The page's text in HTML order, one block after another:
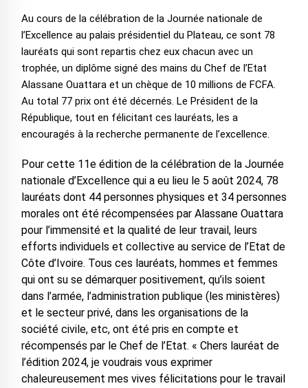
Au cours de la célébration de la Journée nationale de
l’Excellence au palais présidentiel du Plateau, ce sont 78
lauréats qui sont repartis chez eux chacun avec un
trophée, un diplôme signé des mains du Chef de l’Etat
Alassane Ouattara et un chèque de 10 millions de FCFA.
Au total 77 prix ont été décernés. Le Président de la
République, tout en félicitant ces lauréats, les a
encouragés à la recherche permanente de l’excellence.
Pour cette 11e édition de la célébration de la Journée
nationale d’Excellence qui a eu lieu le 5 août 2024, 78
lauréats dont 44 personnes physiques et 34 personnes
morales ont été récompensées par Alassane Ouattara
pour l’immensité et la qualité de leur travail, leurs
efforts individuels et collective au service de l’Etat de
Côte d’Ivoire. Tous ces lauréats, hommes et femmes
qui ont su se démarquer positivement, qu’ils soient
dans l’armée, l’administration publique (les ministères)
et le secteur privé, dans les organisations de la
société civile, etc, ont été pris en compte et
récompensés par le Chef de l’Etat. « Chers lauréat de
l’édition 2024, je voudrais vous exprimer
chaleureusement mes vives félicitations pour le travail